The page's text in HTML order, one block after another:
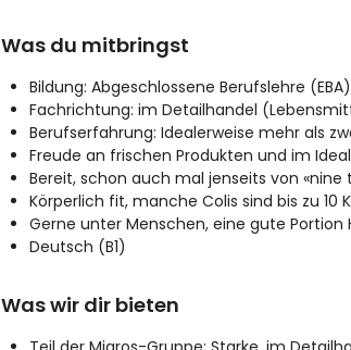
Was du mitbringst
Bildung: Abgeschlossene Berufslehre (EBA)
Fachrichtung: im Detailhandel
Berufserfahrung: Idealerweise mehr als
Freude an frischen Produkten und im
Bereit, schon auch mal jenseits von
Körperlich fit, manche Colis sind bis zu 10
Gerne unter Menschen, eine gute
Deutsch (B1)
Was wir dir bieten